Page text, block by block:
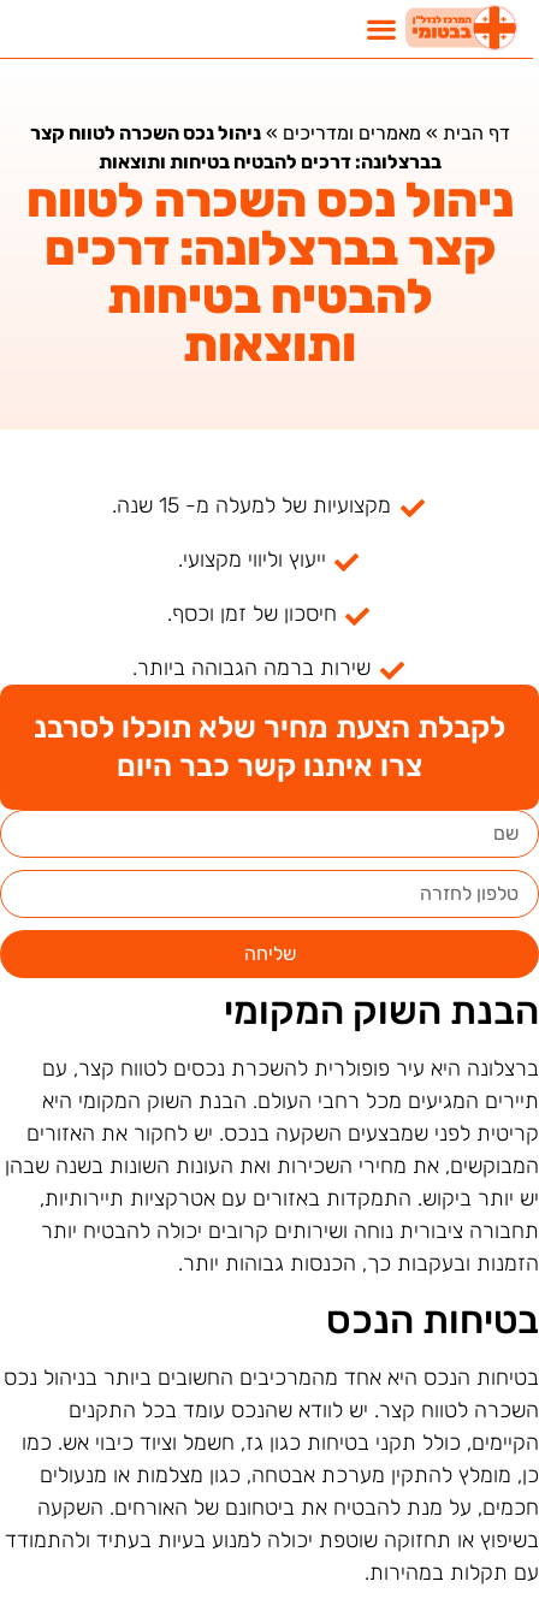
דף הבית»מאמרים ומדריכים»ניהול נכס השכרה לטווח קצר
בברצלונה: דרכים להבטיח בטיחות ותוצאות
ניהול נכס השכרה לטווח
קצר בברצלונה: דרכים
להבטיח בטיחות
ותוצאות
מקצועיות של למעלה מ- 15 שנה.
ייעוץ וליווי מקצועי.
חיסכון של זמן וכסף.
שירות ברמה הגבוהה ביותר.
לקבלת הצעת מחיר שלא תוכלו לסרבנ
צרו איתנו קשר כבר היום
שליחה
השוק המקומי
היא עיר פופולרית להשכרת נכסים לטווח קצר, עם
המגיעים מכל רחבי העולם. הבנת השוק המקומי היא
לפני שמבצעים השקעה בנכס. יש לחקור את האזורים
את מחירי השכירות ואת העונות השונות בשנה שבהן
יותר ביקוש. התמקדות באזורים עם אטרקציות תיירותיות,
ציבורית נוחה ושירותים קרובים יכולה להבטיח יותר
ובעקבות כך, הכנסות גבוהות יותר.
הנכס
הנכס היא אחד מהמרכיבים החשובים ביותר בניהול נכס
לטווח קצר. יש לוודא שהנכס עומד בכל התקנים
כולל תקני בטיחות כגון גז, חשמל וציוד כיבוי אש. כמו
מומלץ להתקין מערכת אבטחה, כגון מצלמות או מנעולים
על מנת להבטיח את ביטחונם של האורחים. השקעה
או תחזוקה שוטפת יכולה למנוע בעיות בעתיד ולהתמודד
תקלות במהירות.